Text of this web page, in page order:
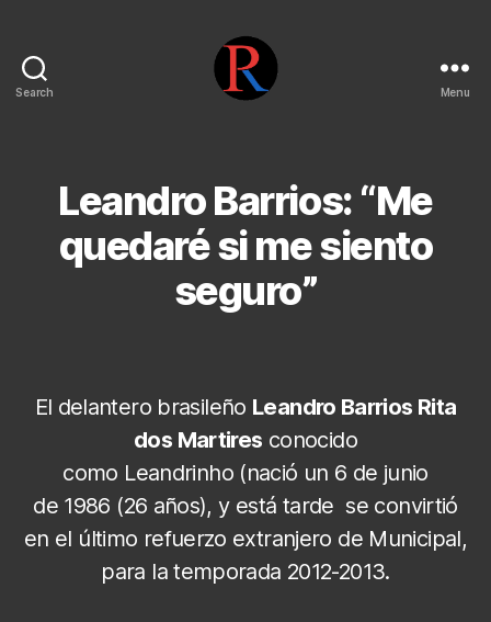
Search Menu
Leandro Barrios: “Me
quedaré si me siento
seguro”
El delantero brasileño Leandro Barrios Rita
dos Martires conocido
como Leandrinho (nació un 6 de junio
de 1986 (26 años), y está tarde se convirtió
en el último refuerzo extranjero de Municipal,
para la temporada 2012-2013.